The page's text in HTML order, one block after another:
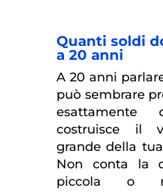
Quanti soldi
a 20 anni
A 20 anni
può sembrare
costruisce il
grande della
Non conta la
piccola o